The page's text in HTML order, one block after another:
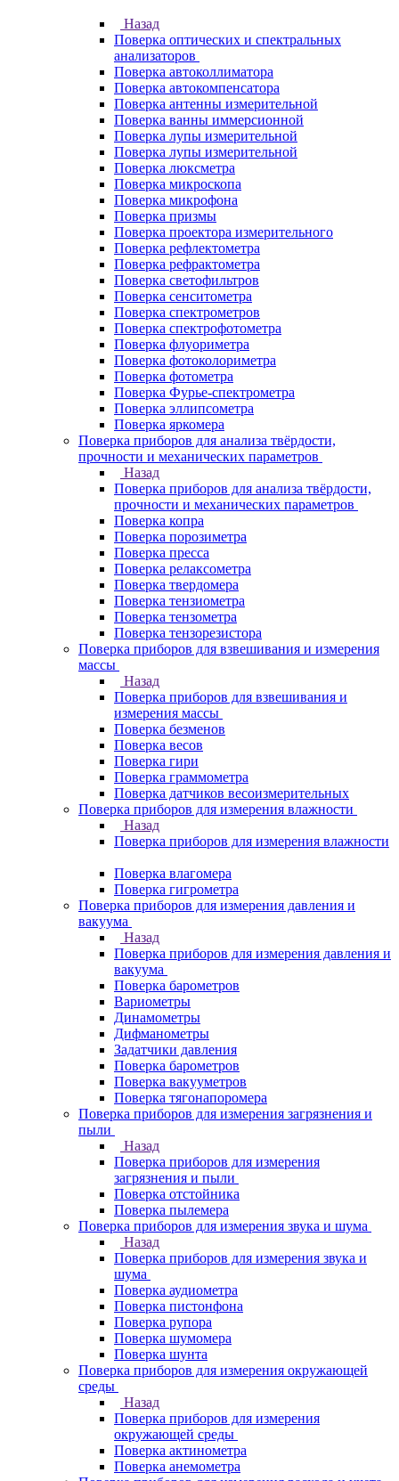
Назад
Поверка оптических и спектральных
анализаторов
Поверка автоколлиматора
Поверка автокомпенсатора
Поверка антенны измерительной
Поверка ванны иммерсионной
Поверка лупы измерительной
Поверка лупы измерительной
Поверка люксметра
Поверка микроскопа
Поверка микрофона
Поверка призмы
Поверка проектора измерительного
Поверка рефлектометра
Поверка рефрактометра
Поверка светофильтров
Поверка сенситометра
Поверка спектрометров
Поверка спектрофотометра
Поверка флуориметра
Поверка фотоколориметра
Поверка фотометра
Поверка Фурье-спектрометра
Поверка эллипсометра
Поверка яркомера
Поверка приборов для анализа твёрдости,
прочности и механических параметров
Назад
Поверка приборов для анализа твёрдости,
прочности и механических параметров
Поверка копра
Поверка порозиметра
Поверка пресса
Поверка релаксометра
Поверка твердомера
Поверка тензиометра
Поверка тензометра
Поверка тензорезистора
Поверка приборов для взвешивания и измерения
массы
Назад
Поверка приборов для взвешивания и
измерения массы
Поверка безменов
Поверка весов
Поверка гири
Поверка граммометра
Поверка датчиков весоизмерительных
Поверка приборов для измерения влажности
Назад
Поверка приборов для измерения влажности
Поверка влагомера
Поверка гигрометра
Поверка приборов для измерения давления и
вакуума
Назад
Поверка приборов для измерения давления и
вакуума
Поверка барометров
Вариометры
Динамометры
Дифманометры
Задатчики давления
Поверка барометров
Поверка вакууметров
Поверка тягонапоромера
Поверка приборов для измерения загрязнения и
пыли
Назад
Поверка приборов для измерения
загрязнения и пыли
Поверка отстойника
Поверка пылемера
Поверка приборов для измерения звука и шума
Назад
Поверка приборов для измерения звука и
шума
Поверка аудиометра
Поверка пистонфона
Поверка рупора
Поверка шумомера
Поверка шунта
Поверка приборов для измерения окружающей
среды
Назад
Поверка приборов для измерения
окружающей среды
Поверка актинометра
Поверка анемометра